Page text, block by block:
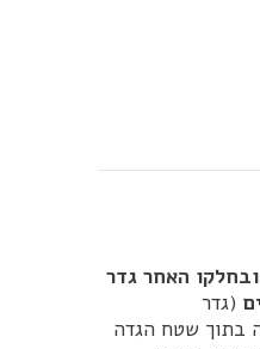
האחר גדר
(גדר
בתוך שטח הגדה